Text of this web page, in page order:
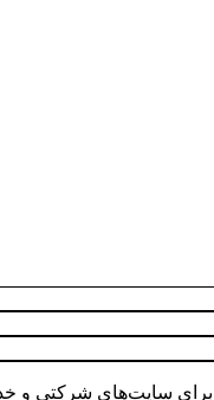
برای سایت‌های شرکتی و